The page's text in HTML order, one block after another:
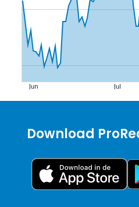
Download